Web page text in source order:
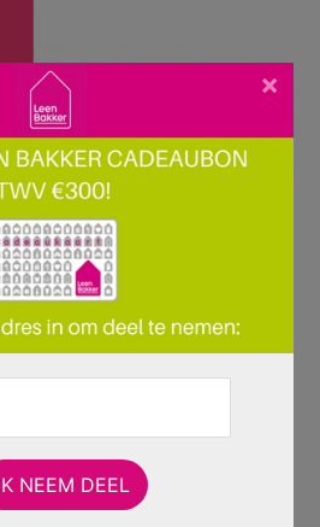
van de Leen Bakker folder, geldig
×